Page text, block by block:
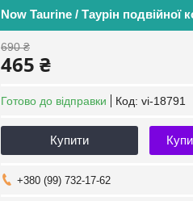
Now Taurine / Таурін подвійної
690 ₴
465 ₴
Готово до відправки Код: vi-18791
Купити
+380 (99) 732-17-62